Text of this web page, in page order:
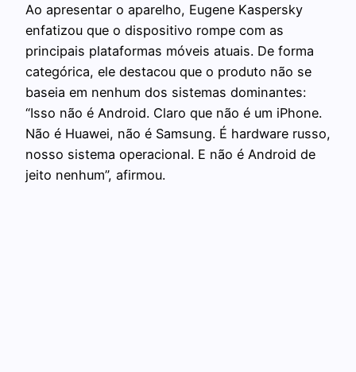
Ao apresentar o aparelho, Eugene Kaspersky
enfatizou que o dispositivo rompe com as
principais plataformas móveis atuais. De forma
categórica, ele destacou que o produto não se
baseia em nenhum dos sistemas dominantes:
“Isso não é Android. Claro que não é um iPhone.
Não é Huawei, não é Samsung. É hardware russo,
nosso sistema operacional. E não é Android de
jeito nenhum”, afirmou.